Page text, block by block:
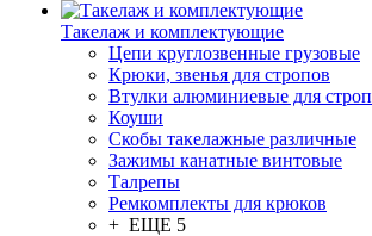
Такелаж и комплектующие
Цепи круглозвенные грузовые
Крюки, звенья для стропов
Втулки алюминиевые для строп
Коуши
Скобы такелажные различные
Зажимы канатные винтовые
Талрепы
Ремкомплекты для крюков
+ ЕЩЕ 5